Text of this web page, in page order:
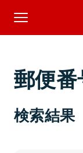
郵便
検索結果